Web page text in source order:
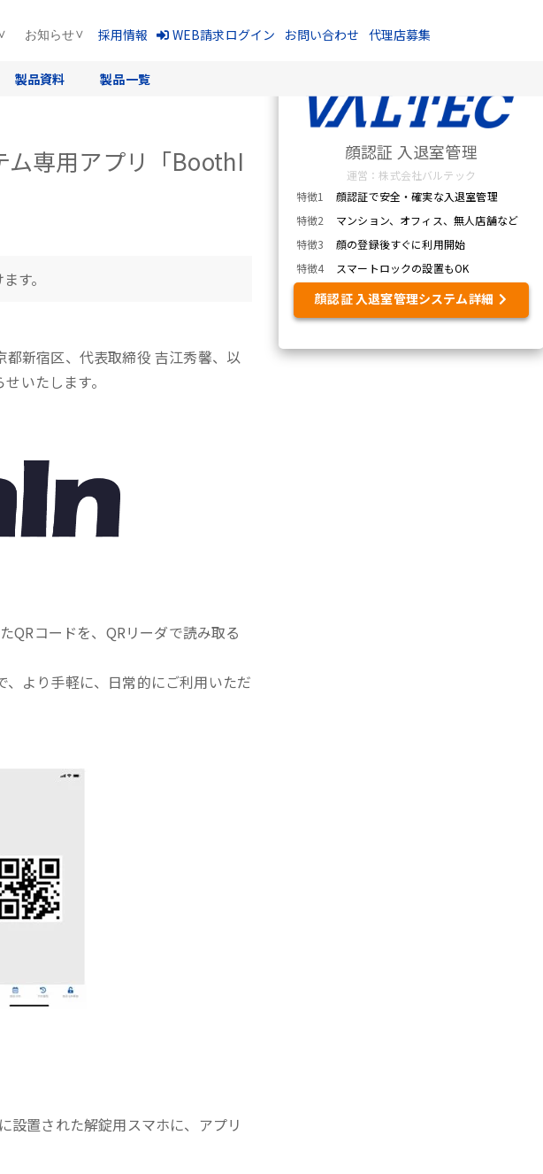
製品資料 製品一覧
お知らせ 採用情報 WEB請求ログイン お問い合わせ 代理店募集
ム専用アプリ「BoothI
す。
都新宿区、代表取締役 吉江秀馨、以
いたします。
QRコードを、QRリーダで読み取る
より手軽に、日常的にご利用いただ
設置された解錠用スマホに、アプリ
顔認証 入退室管理
運営：株式会社バルテック
特徴1
顔認証で安全・確実な入退室管理
特徴2
マンション、オフィス、無人店舗など
特徴3
顔の登録後すぐに利用開始
特徴4
スマートロックの設置もOK
顔認証 入退室管理システム詳細